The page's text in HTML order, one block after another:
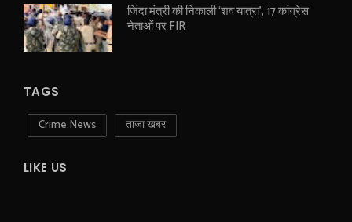
जिंदा मंत्री की निकाली ‘शव यात्रा’, 17 कांग्रेस
नेताओं पर FIR
TAGS
Crime News ताजा खबर
LIKE US